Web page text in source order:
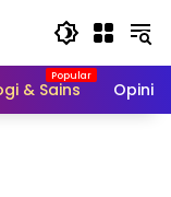
& Sains Opini